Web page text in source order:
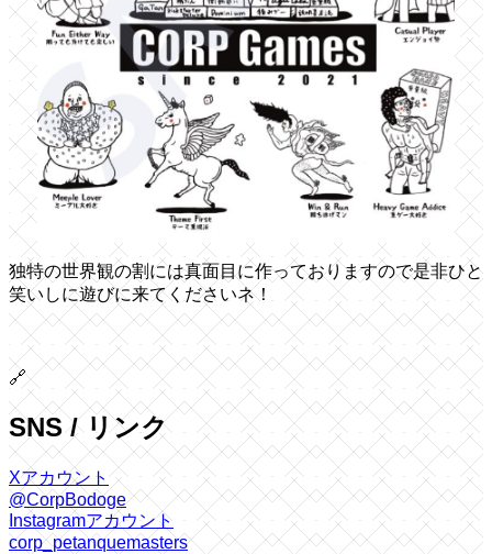
独特の世界観の割には真面目に作っておりますので是非ひと
笑いしに遊びに来てくださいネ！
🔗
SNS / リンク
Xアカウント
@CorpBodoge
Instagramアカウント
corp_petanquemasters